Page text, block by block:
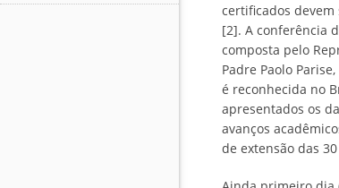
certificados
[2]. A conferência
composta pelo
Padre Paolo
é reconhecida no
apresentados os
avanços
de extensão das